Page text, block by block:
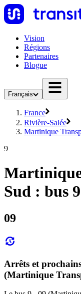
Vision
Régions
Partenaires
Blogue
Français
France
Rivière-Salée
Martinique
9
Sud : bus 9
09
Arrêts et
(Martinique